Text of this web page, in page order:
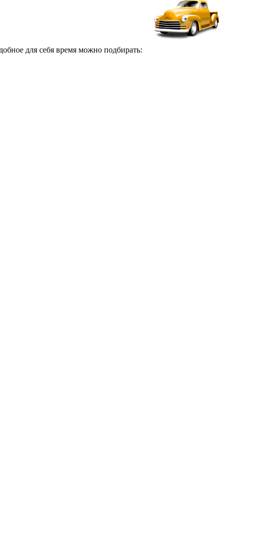
для себя время можно подбирать: